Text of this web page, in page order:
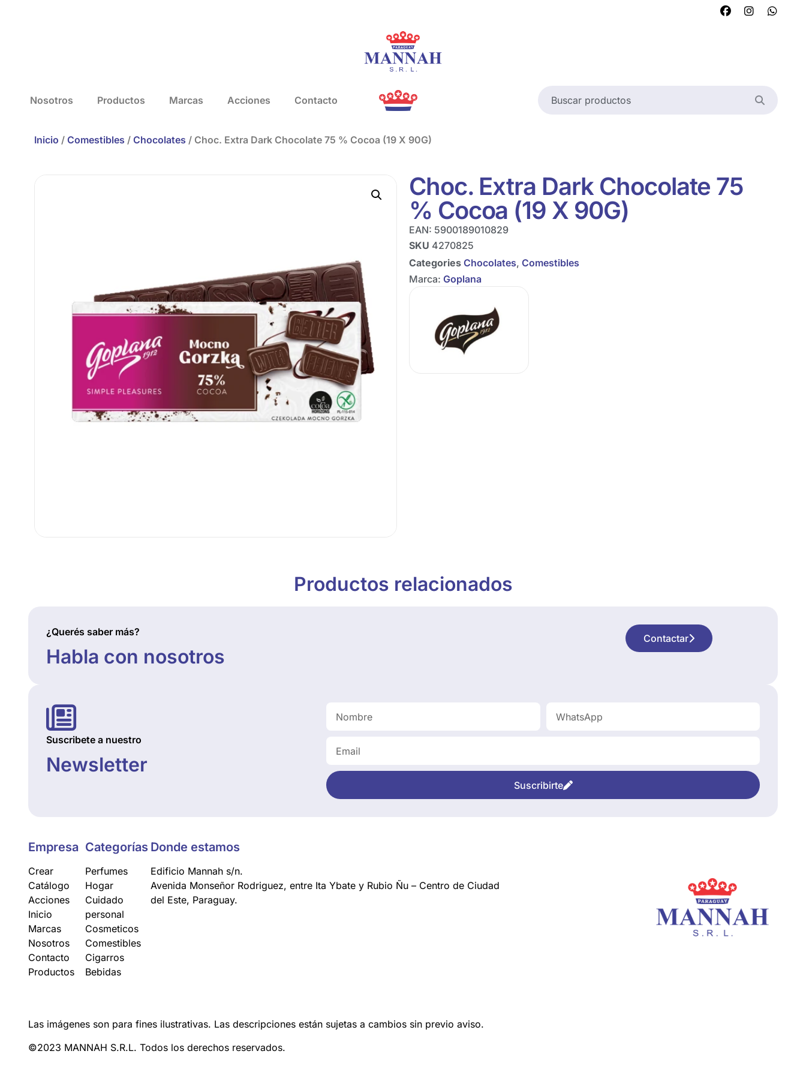
Nosotros Productos Marcas Acciones Contacto
Inicio / Comestibles / Chocolates / Choc. Extra Dark Chocolate 75 % Cocoa (19 X 90G)
Choc. Extra Dark Chocolate 75
% Cocoa (19 X 90G)
EAN: 5900189010829
SKU 4270825
Categories Chocolates, Comestibles
Marca: Goplana
Productos relacionados
¿Querés saber más?
Habla con nosotros
Contactar
Suscribete a nuestro
Newsletter
Suscribirte
Empresa
Crear
Catálogo
Acciones
Inicio
Marcas
Nosotros
Contacto
Productos
Categorías
Perfumes
Hogar
Cuidado
personal
Cosmeticos
Comestibles
Cigarros
Bebidas
Donde estamos
Edificio Mannah s/n.
Avenida Monseñor Rodriguez, entre Ita Ybate y Rubio Ñu – Centro de Ciudad
del Este, Paraguay.
Las imágenes son para fines ilustrativas. Las descripciones están sujetas a cambios sin previo aviso.
©2023 MANNAH S.R.L. Todos los derechos reservados.